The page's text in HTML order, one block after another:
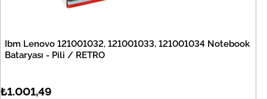
Ibm Lenovo 121001032, 121001033, 121001034 Notebook
Bataryası - Pili / RETRO
₺1.001,49